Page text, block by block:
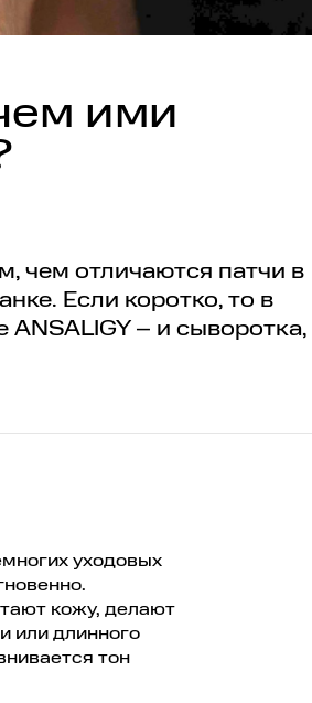
ими
чем отличаются патчи в
Если коротко, то в
ANSALIGY – и сыворотка,
уходовых
кожу, делают
или длинного
тон